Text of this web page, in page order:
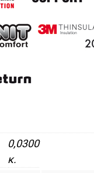
0,0300
κ.